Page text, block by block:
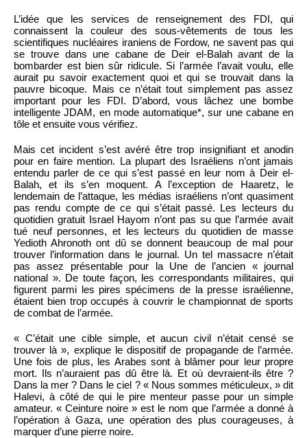
L’idée que les services de renseignement des FDI, qui
connaissent la couleur des sous-vêtements de tous les
scientifiques nucléaires iraniens de Fordow, ne savent pas qui
se trouve dans une cabane de Deir el-Balah avant de la
bombarder est bien sûr ridicule. Si l’armée l’avait voulu, elle
aurait pu savoir exactement quoi et qui se trouvait dans la
pauvre bicoque. Mais ce n’était tout simplement pas assez
important pour les FDI. D’abord, vous lâchez une bombe
intelligente JDAM, en mode automatique*, sur une cabane en
tôle et ensuite vous vérifiez.
Mais cet incident s’est avéré être trop insignifiant et anodin
pour en faire mention. La plupart des Israéliens n’ont jamais
entendu parler de ce qui s’est passé en leur nom à Deir el-
Balah, et ils s’en moquent. A l’exception de Haaretz, le
lendemain de l’attaque, les médias israéliens n’ont quasiment
pas rendu compte de ce qui s’était passé. Les lecteurs du
quotidien gratuit Israel Hayom n’ont pas su que l’armée avait
tué neuf personnes, et les lecteurs du quotidien de masse
Yedioth Ahronoth ont dû se donnent beaucoup de mal pour
trouver l’information dans le journal. Un tel massacre n’était
pas assez présentable pour la Une de l’ancien « journal
national ». De toute façon, les correspondants militaires, qui
figurent parmi les pires spécimens de la presse israélienne,
étaient bien trop occupés à couvrir le championnat de sports
de combat de l’armée.
« C’était une cible simple, et aucun civil n’était censé se
trouver là », explique le dispositif de propagande de l’armée.
Une fois de plus, les Arabes sont à blâmer pour leur propre
mort. Ils n’auraient pas dû être là. Et où devraient-ils être ?
Dans la mer ? Dans le ciel ? « Nous sommes méticuleux, » dit
Halevi, à côté de qui le pire menteur passe pour un simple
amateur. « Ceinture noire » est le nom que l’armée a donné à
l’opération à Gaza, une opération des plus courageuses, à
marquer d’une pierre noire.